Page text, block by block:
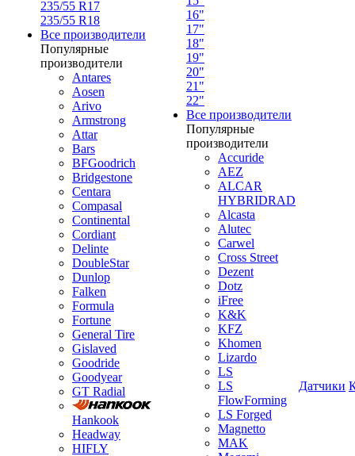
235/55 R17
235/55 R18
Все производители
Популярные
производители
Antares
Aosen
Arivo
Armstrong
Attar
Bars
BFGoodrich
Bridgestone
Centara
Compasal
Continental
Cordiant
Delinte
DoubleStar
Dunlop
Falken
Formula
Fortune
General Tire
Gislaved
Goodride
Goodyear
GT Radial
Hankook
Headway
HIFLY
16"
17"
18"
19"
20"
21"
22"
Все производители
Популярные
производители
Accuride
AEZ
ALCAR
HYBRIDRAD
Alcasta
Alutec
Carwel
Cross Street
Dezent
Dotz
iFree
K&K
KFZ
Khomen
Lizardo
LS
LS
FlowForming
LS Forged
Magnetto
MAK
Датчики